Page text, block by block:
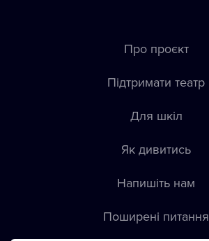
Про проєкт
Підтримати театр
Для шкіл
Як дивитись
Напишіть нам
Пoширені питання